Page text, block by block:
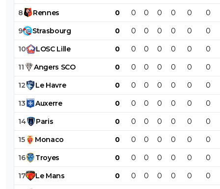
8 Rennes 0 0 0 0 0 0 0
9 Strasbourg 0 0 0 0 0 0 0
10 LOSC Lille 0 0 0 0 0 0 0
11 Angers SCO 0 0 0 0 0 0 0
12 Le Havre 0 0 0 0 0 0 0
13 Auxerre 0 0 0 0 0 0 0
14 Paris 0 0 0 0 0 0 0
15 Monaco 0 0 0 0 0 0 0
16 Troyes 0 0 0 0 0 0 0
17 Le Mans 0 0 0 0 0 0 0